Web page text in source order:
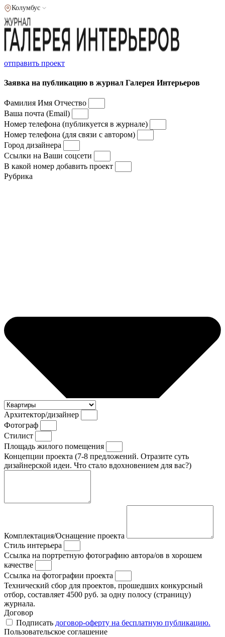
Колумбус
отправить проект
Заявка на публикацию в журнал Галерея Интерьеров
Фамилия Имя Отчество
Ваша почта (Email)
Номер телефона (публикуется в журнале)
Номер телефона (для связи с автором)
Город дизайнера
Ссылки на Ваши соцсети
В какой номер добавить проект
Рубрика
Архитектор/дизайнер
Фотограф
Стилист
Площадь жилого помещения
Концепции проекта (7-8 предложений. Отразите суть
дизайнерской идеи. Что стало вдохновением для вас?)
Комплектация/Оснащение проекта
Стиль интерьера
Ссылка на портретную фотографию автора/ов в хорошем
качестве
Ссылка на фотографии проекта
Технический сбор для проектов, прошедших конкурсный
отбор, составляет 4500 руб. за одну полосу (страницу)
журнала.
Договор
Подписать договор-оферту на бесплатную публикацию.
Пользовательское соглашение